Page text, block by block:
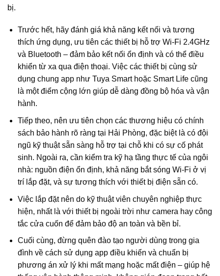
bị.
Trước hết, hãy đánh giá khả năng kết nối và tương
thích ứng dụng, ưu tiên các thiết bị hỗ trợ Wi-Fi 2.4GHz
và Bluetooth – đảm bảo kết nối ổn định và có thể điều
khiển từ xa qua điện thoại. Việc các thiết bị cùng sử
dụng chung app như Tuya Smart hoặc Smart Life cũng
là một điểm cộng lớn giúp dễ dàng đồng bộ hóa và vận
hành.
Tiếp theo, nên ưu tiên chọn các thương hiệu có chính
sách bảo hành rõ ràng tại Hải Phòng, đặc biệt là có đội
ngũ kỹ thuật sẵn sàng hỗ trợ tại chỗ khi có sự cố phát
sinh. Ngoài ra, cần kiểm tra kỹ hạ tầng thực tế của ngôi
nhà: nguồn điện ổn định, khả năng bắt sóng Wi-Fi ở vị
trí lắp đặt, và sự tương thích với thiết bị điện sẵn có.
Việc lắp đặt nên do kỹ thuật viên chuyên nghiệp thực
hiện, nhất là với thiết bị ngoài trời như camera hay công
tắc cửa cuốn để đảm bảo độ an toàn và bền bỉ.
Cuối cùng, đừng quên đào tạo người dùng trong gia
đình về cách sử dụng app điều khiển và chuẩn bị
phương án xử lý khi mất mạng hoặc mất điện – giúp hệ